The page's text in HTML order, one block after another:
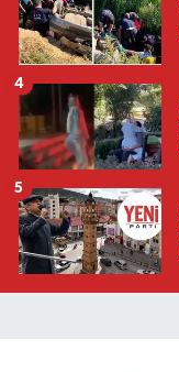
4
5